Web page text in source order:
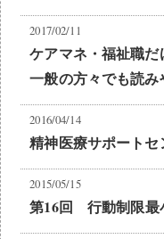
2017/02/11
ケアマネ・福祉職
一般の方々でも読み
2016/04/14
精神医療サポート
2015/05/15
第16回 行動制限最